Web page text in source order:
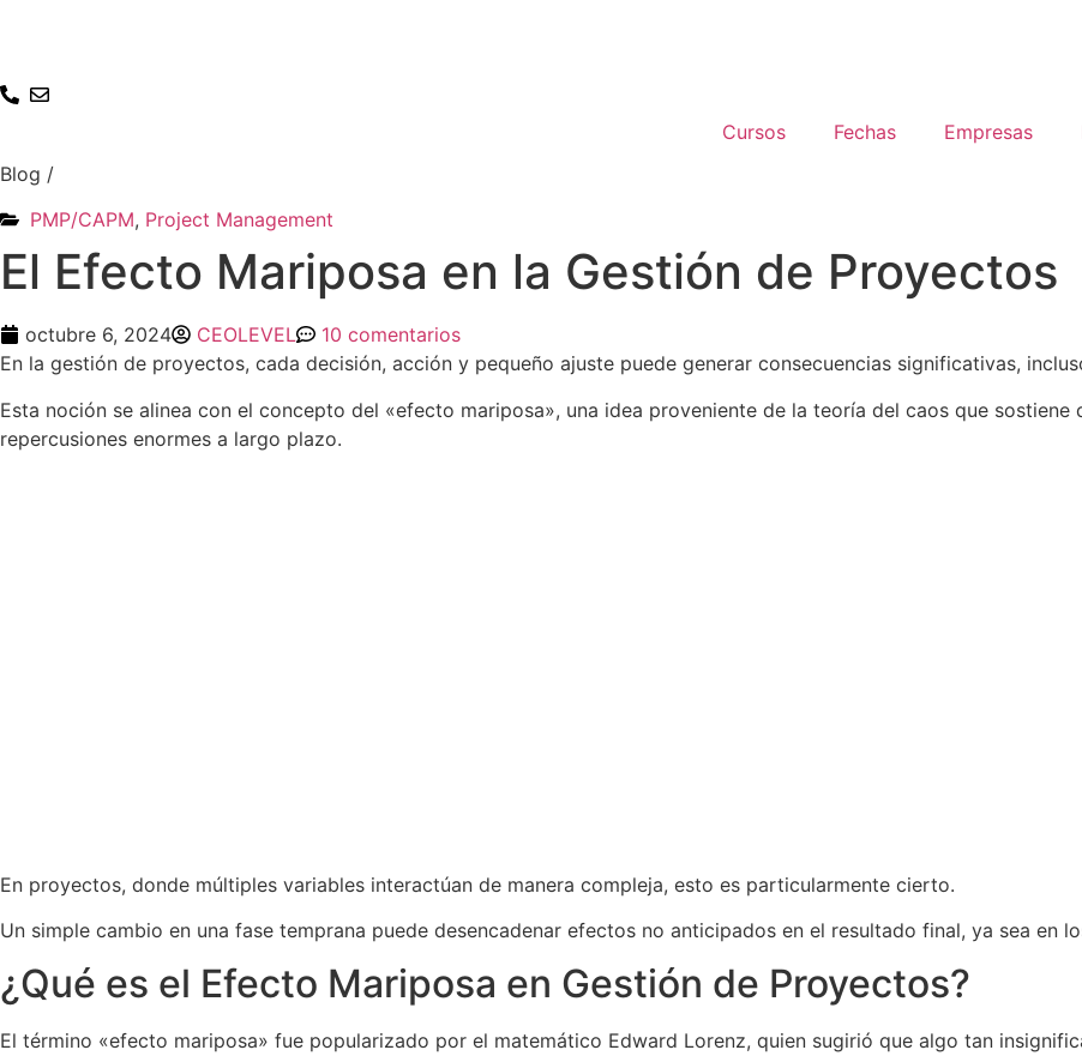
Cursos Fechas Empresas
Blog /
PMP/CAPM, Project Management
El Efecto Mariposa en la Gestión de Proyectos
octubre 6, 2024 CEOLEVEL
10 comentarios
En la gestión de proyectos, cada decisión, acción y pequeño ajuste puede generar consecuencias significativas,
Esta noción se alinea con el concepto del «efecto mariposa», una idea proveniente de la teoría del caos que sostiene
repercusiones enormes a largo plazo.
En proyectos, donde múltiples variables interactúan de manera compleja, esto es particularmente cierto.
Un simple cambio en una fase temprana puede desencadenar efectos no anticipados en el resultado final, ya sea en
¿Qué es el Efecto Mariposa en Gestión de Proyectos?
El término «efecto mariposa» fue popularizado por el matemático Edward Lorenz, quien sugirió que algo tan